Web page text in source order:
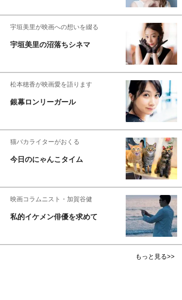
宇垣美里が映画への想いを綴る
宇垣美里の沼落ちシネマ
松本穂香が映画愛を語ります
銀幕ロンリーガール
猫バカライターがおくる
今日のにゃんこタイム
映画コラムニスト・加賀谷健
私的イケメン俳優を求めて
もっと見る>>